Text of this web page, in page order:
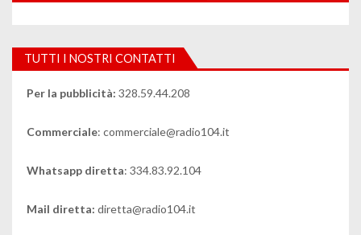
TUTTI I NOSTRI CONTATTI
Per la pubblicità: 328.59.44.208
Commerciale: commerciale@radio104.it
Whatsapp diretta: 334.83.92.104
Mail diretta: diretta@radio104.it